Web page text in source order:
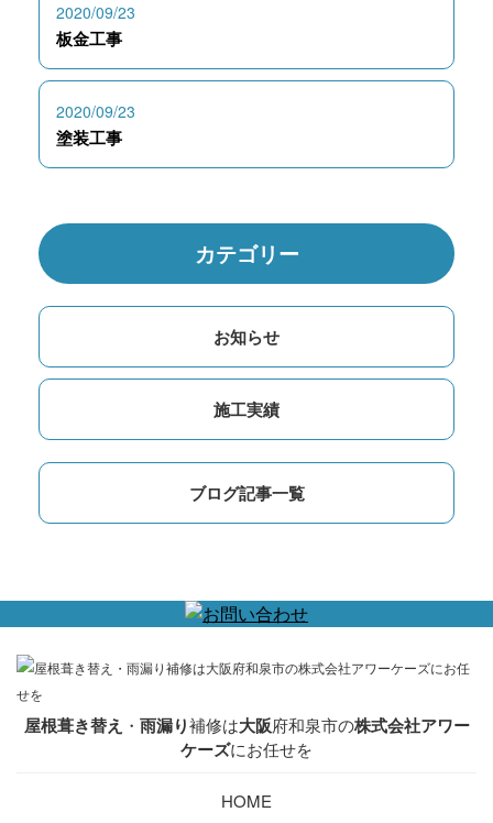
2020/09/23
板金工事
2020/09/23
塗装工事
カテゴリー
お知らせ
施工実績
ブログ記事一覧
屋根葺き替え ・ 雨漏り補修は大阪府和泉市の株式会社アワー
ケーズにお任せを
HOME